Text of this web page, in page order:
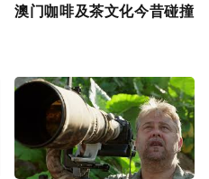
澳门咖啡及茶文化今昔碰撞